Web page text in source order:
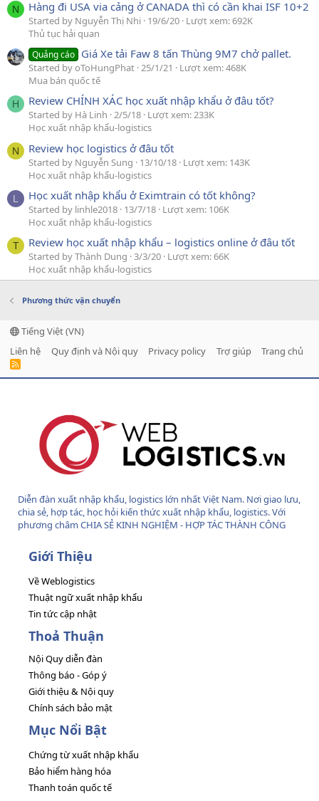
N Hàng đi USA via cảng ở CANADA thì có cần khai ISF 10+2
Started by Nguyễn Thị Nhi 19/6/20 Lượt xem: 692K
Thủ tục hải quan
Quảng cáo Giá Xe tải Faw 8 tấn Thùng 9M7 chở pallet.
Started by oToHungPhat 25/1/21
Lượt xem: 468K
Mua bán quốc tế
H Review CHÍNH XÁC học xuất nhập khẩu ở đâu tốt?
Started by Hà Linh 2/5/18 Lượt xem: 233K
Học xuất nhập khẩu-logistics
N Review học logistics ở đâu tốt
Started by Nguyễn Sung 13/10/18 Lượt xem: 143K
Học xuất nhập khẩu-logistics
L Học xuất nhập khẩu ở Eximtrain có tốt không?
Started by linhle2018 13/7/18 Lượt xem: 106K
Học xuất nhập khẩu-logistics
T Review học xuất nhập khẩu – logistics online ở đâu tốt
Started by Thành Dung 3/3/20 Lượt xem: 66K
Học xuất nhập khẩu-logistics
Phương thức vận chuyển
Tiếng Việt (VN)
Liên hệ
Quy định và Nội quy Privacy policy Trợ giúp Trang chủ
R
Diễn đàn xuất nhập khẩu, logistics lớn nhất Việt Nam. Nơi giao lưu,
chia sẻ, hợp tác, học hỏi kiến thức xuất nhập khẩu, logistics. Với
phương châm CHIA SẺ KINH NGHIỆM - HỢP TÁC THÀNH CÔNG
Giới Thiệu
Về Weblogistics
Thuật ngữ xuất nhập khẩu
Tin tức cập nhật
Thoả Thuận
Nội Quy diễn đàn
Thông báo - Góp ý
Giới thiệu & Nội quy
Chính sách bảo mật
Mục Nổi Bật
Chứng từ xuất nhập khẩu
Bảo hiểm hàng hóa
Thanh toán quốc tế